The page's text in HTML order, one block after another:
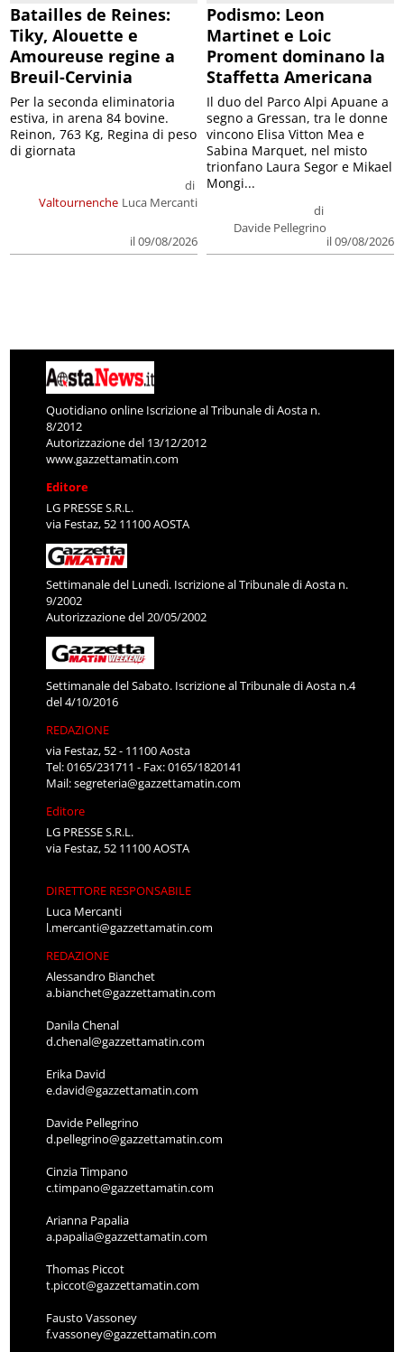
Batailles de Reines:
Tiky, Alouette e
Amoureuse regine a
Breuil-Cervinia
Valtournenche
di
Luca Mercanti
il 09/08/2026
Per la seconda eliminatoria
estiva, in arena 84 bovine.
Reinon, 763 Kg, Regina di peso
di giornata
Podismo: Leon
Martinet e Loic
Proment dominano la
Staffetta Americana
di
Davide Pellegrino
il 09/08/2026
Il duo del Parco Alpi Apuane a
segno a Gressan, tra le donne
vincono Elisa Vitton Mea e
Sabina Marquet, nel misto
trionfano Laura Segor e Mikael
Mongi...
Quotidiano online Iscrizione al Tribunale di Aosta n.
8/2012
Autorizzazione del 13/12/2012
www.gazzettamatin.com
Editore
LG PRESSE S.R.L.
via Festaz, 52 11100 AOSTA
Settimanale del Lunedì. Iscrizione al Tribunale di Aosta n.
9/2002
Autorizzazione del 20/05/2002
Settimanale del Sabato. Iscrizione al Tribunale di Aosta n.4
del 4/10/2016
REDAZIONE
via Festaz, 52 - 11100 Aosta
Tel: 0165/231711 - Fax: 0165/1820141
Mail:segreteria@gazzettamatin.com
Editore
LG PRESSE S.R.L.
via Festaz, 52 11100 AOSTA
DIRETTORE RESPONSABILE
Luca Mercanti
l.mercanti@gazzettamatin.com
REDAZIONE
Alessandro Bianchet
a.bianchet@gazzettamatin.com
Danila Chenal
d.chenal@gazzettamatin.com
Erika David
e.david@gazzettamatin.com
Davide Pellegrino
d.pellegrino@gazzettamatin.com
Cinzia Timpano
c.timpano@gazzettamatin.com
Arianna Papalia
a.papalia@gazzettamatin.com
Thomas Piccot
t.piccot@gazzettamatin.com
Fausto Vassoney
f.vassoney@gazzettamatin.com